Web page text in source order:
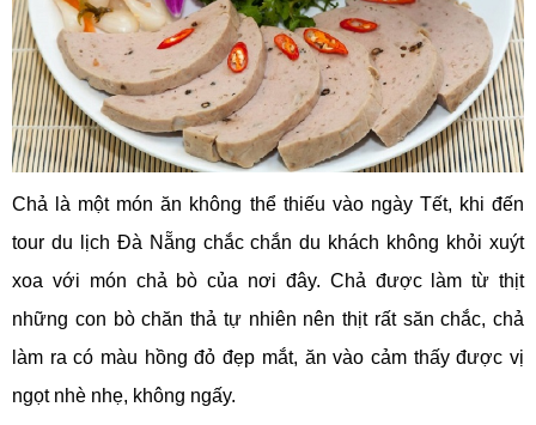
Chả là một món ăn không thể thiếu vào ngày Tết, khi đến
tour du lịch Đà Nẵng chắc chắn du khách không khỏi xuýt
xoa với món chả bò của nơi đây. Chả được làm từ thịt
những con bò chăn thả tự nhiên nên thịt rất săn chắc, chả
làm ra có màu hồng đỏ đẹp mắt, ăn vào cảm thấy được vị
ngọt nhè nhẹ, không ngấy.